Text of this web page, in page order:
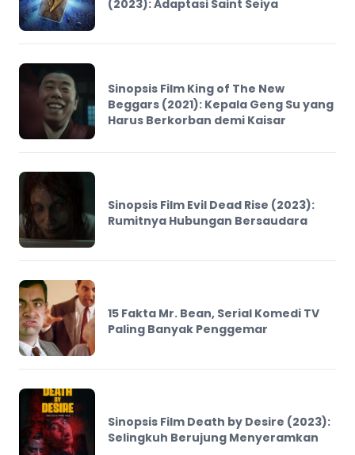
(2023): Adaptasi Saint Seiya
Sinopsis Film King of The New
Beggars (2021): Kepala Geng Su yang
Harus Berkorban demi Kaisar
Sinopsis Film Evil Dead Rise (2023):
Rumitnya Hubungan Bersaudara
15 Fakta Mr. Bean, Serial Komedi TV
Paling Banyak Penggemar
Sinopsis Film Death by Desire (2023):
Selingkuh Berujung Menyeramkan